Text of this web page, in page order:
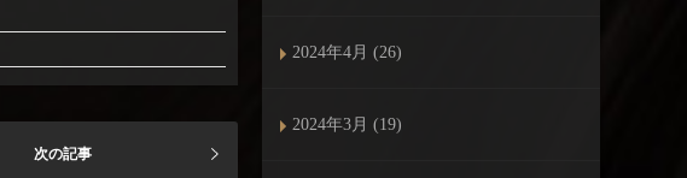
次の記事
2024年4月 (26)
2024年3月 (19)